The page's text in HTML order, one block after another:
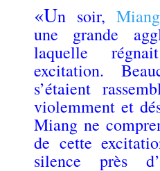
«Un soir,
une grande
laquelle
excitation.
s’étaient
violemment et
Miang ne
de cette
silence près